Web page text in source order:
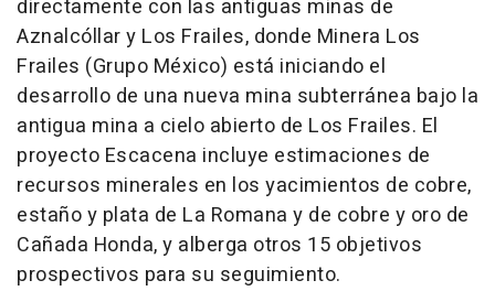
directamente con las antiguas minas de
Aznalcóllar y Los Frailes, donde Minera Los
Frailes (Grupo México) está iniciando el
desarrollo de una nueva mina subterránea bajo la
antigua mina a cielo abierto de Los Frailes. El
proyecto Escacena incluye estimaciones de
recursos minerales en los yacimientos de cobre,
estaño y plata de La Romana y de cobre y oro de
Cañada Honda, y alberga otros 15 objetivos
prospectivos para su seguimiento.